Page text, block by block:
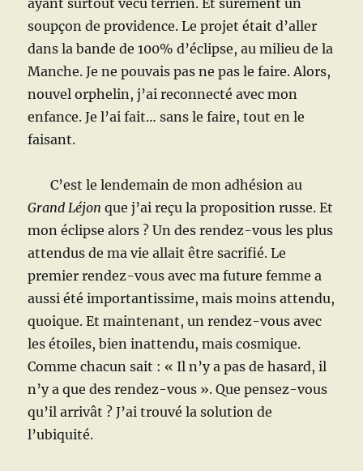
ayant surtout vécu terrien. Et sûrement un
soupçon de providence. Le projet était d’aller
dans la bande de 100% d’éclipse, au milieu de la
Manche. Je ne pouvais pas ne pas le faire. Alors,
nouvel orphelin, j’ai reconnecté avec mon
enfance. Je l’ai fait… sans le faire, tout en le
faisant.
C’est le lendemain de mon adhésion au
Grand Léjon que j’ai reçu la proposition russe. Et
mon éclipse alors ? Un des rendez-vous les plus
attendus de ma vie allait être sacrifié. Le
premier rendez-vous avec ma future femme a
aussi été importantissime, mais moins attendu,
quoique. Et maintenant, un rendez-vous avec
les étoiles, bien inattendu, mais cosmique.
Comme chacun sait : « Il n’y a pas de hasard, il
n’y a que des rendez-vous ». Que pensez-vous
qu’il arrivât ? J’ai trouvé la solution de
l’ubiquité.